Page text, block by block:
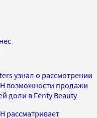
узнал о рассмотрении
возможности продажи
доли в Fenty Beauty
рассматривает